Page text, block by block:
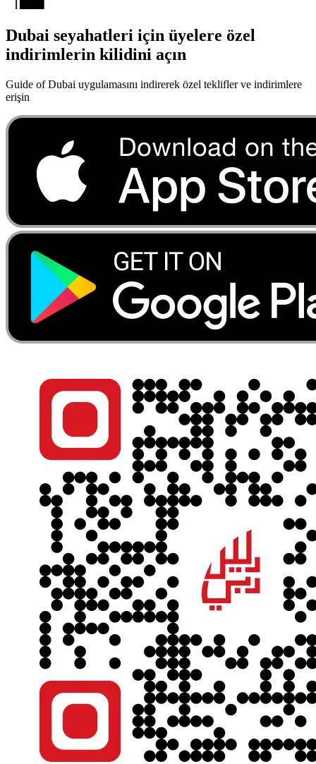
Dubai seyahatleri için üyelere özel
indirimlerin kilidini açın
Guide of Dubai uygulamasını indirerek özel teklifler ve indirimlere
erişin